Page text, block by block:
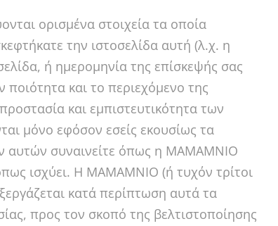
ορισμένα στοιχεία τα οποία
την ιστοσελίδα αυτή (λ.χ. η
ή ημερομηνία της επίσκεψής σας
και το περιεχόμενο της
και εμπιστευτικότητα των
μόνο εφόσον εσείς εκουσίως τα
συναινείτε όπως η MAMAMNIO
ισχύει. Η MAMAMNIO (ή τυχόν τρίτοι
κατά περίπτωση αυτά τα
προς τον σκοπό της βελτιστοποίησης